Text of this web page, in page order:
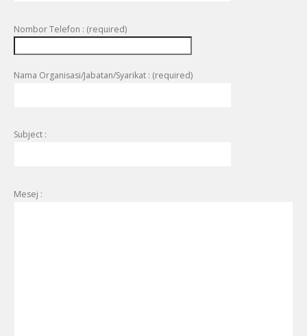
Nombor Telefon : (required)
Nama Organisasi/Jabatan/Syarikat : (required)
Subject :
Mesej :